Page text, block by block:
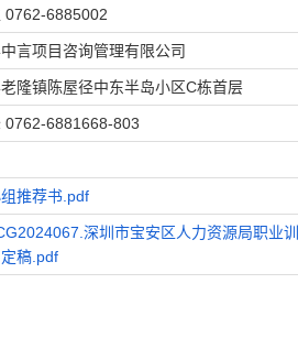
0762-6885002
言项目咨询管理有限公司
隆镇陈屋径中东半岛小区C栋首层
0762-6881668-803
推荐书.pdf
深圳市宝安区人力资源局职业
稿.pdf